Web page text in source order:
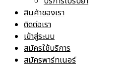
สินค้าของเรา
ติดต่อเรา
เข้าสู่ระบบ
สมัครใช้บริการ
สมัครพาร์ทเนอร์